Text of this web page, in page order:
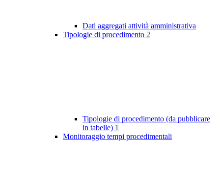
Dati aggregati attività amministrativa
Tipologie di procedimento 2
Tipologie di procedimento (da pubblicare
in tabelle) 1
Monitoraggio tempi procedimentali